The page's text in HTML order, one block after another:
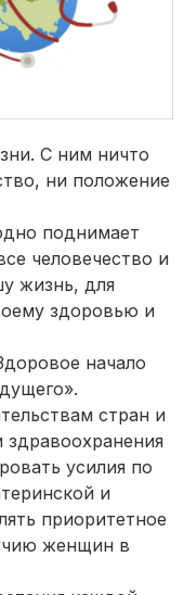
С ним ничто
ни положение
поднимает
человечество и
жизнь, для
здоровью и
начало
стран и
усилия по
и
приоритетное
женщин в